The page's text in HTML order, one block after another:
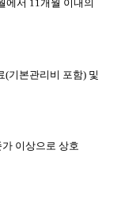
에서 11개월 이내의
기본관리비 포함) 및
이상으로 상호